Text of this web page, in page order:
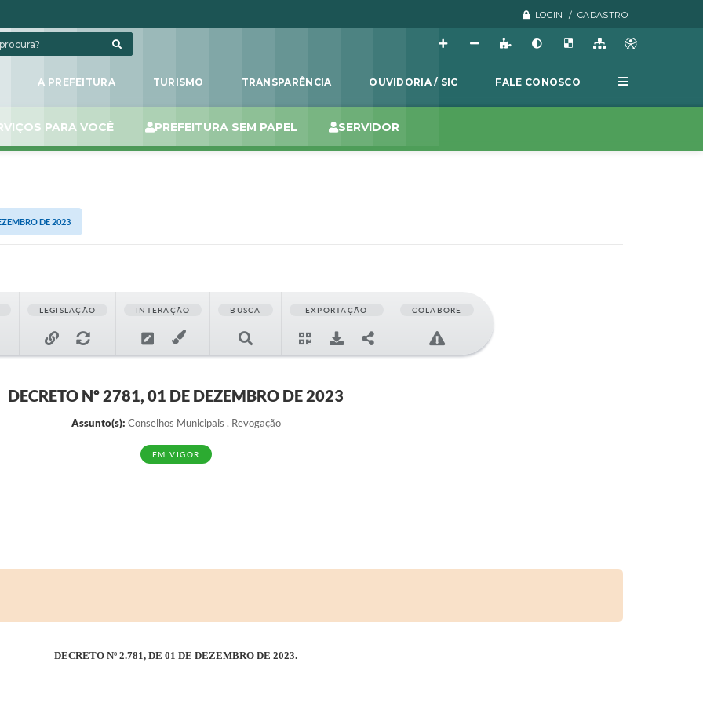
LOGIN / CADASTRO
A PREFEITURA TURISMO TRANSPARÊNCIA OUVIDORIA / SIC FALE CONOSCO
PARA VOCÊ PREFEITURA SEM PAPEL SERVIDOR
DE 2023
LEGISLAÇÃO INTERAÇÃO BUSCA EXPORTAÇÃO COLABORE
DECRETO Nº 2781, 01 DE DEZEMBRO DE 2023
Assunto(s): Conselhos Municipais , Revogação
EM VIGOR
DECRETO Nº 2.781, DE 01 DE DEZEMBRO DE 2023.